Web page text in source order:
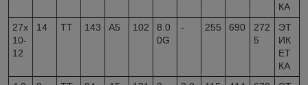
КА
27x
10-
12
14 TT 143 A5 102
8.0
0G
- 255 690
272
5
ЭТ
ИК
ЕТ
КА